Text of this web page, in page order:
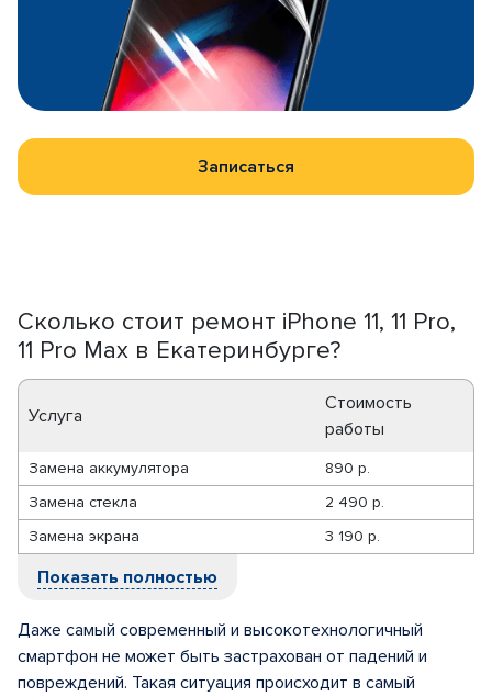
Записаться
Сколько стоит ремонт iPhone 11, 11 Pro,
11 Pro Max в Екатеринбурге?
Услуга
Стоимость
работы
Замена аккумулятора
890 р.
Замена стекла
2 490 р.
Замена экрана
3 190 р.
Показать полностью
Даже самый современный и высокотехнологичный
смартфон не может быть застрахован от падений и
повреждений. Такая ситуация происходит в самый